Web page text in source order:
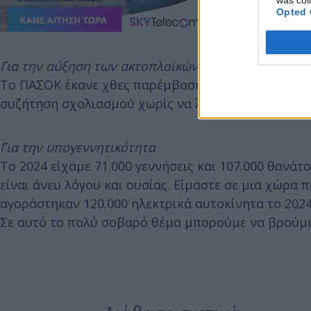
Opted
Για την αύξηση των ακτοπλοϊκών εισιτηρίων
Το ΠΑΣΟΚ έκανε χθες παρέμβαση να μην υπάρξει
συζήτηση σχολιασμού χωρίς να λαμβάνει
Για την υπογεννητικότητα
Το 2024 είχαμε 71.000 γεννήσεις και 107.000
είναι άνευ λόγου και ουσίας. Είμαστε σε μια
αγοράστηκαν 120.000 ηλεκτρικά αυτοκίνητα το
Σε αυτό το πολύ σοβαρό θέμα μπορούμε να